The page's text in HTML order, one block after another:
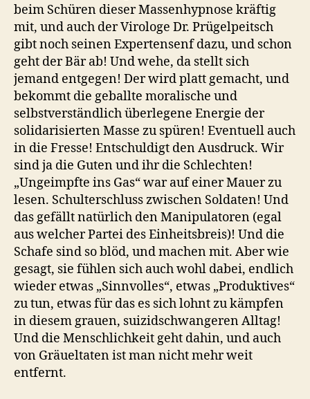
beim Schüren dieser Massenhypnose kräftig
mit, und auch der Virologe Dr. Prügelpeitsch
gibt noch seinen Expertensenf dazu, und schon
geht der Bär ab! Und wehe, da stellt sich
jemand entgegen! Der wird platt gemacht, und
bekommt die geballte moralische und
selbstverständlich überlegene Energie der
solidarisierten Masse zu spüren! Eventuell auch
in die Fresse! Entschuldigt den Ausdruck. Wir
sind ja die Guten und ihr die Schlechten!
„Ungeimpfte ins Gas“ war auf einer Mauer zu
lesen. Schulterschluss zwischen Soldaten! Und
das gefällt natürlich den Manipulatoren (egal
aus welcher Partei des Einheitsbreis)! Und die
Schafe sind so blöd, und machen mit. Aber wie
gesagt, sie fühlen sich auch wohl dabei, endlich
wieder etwas „Sinnvolles“, etwas „Produktives“
zu tun, etwas für das es sich lohnt zu kämpfen
in diesem grauen, suizidschwangeren Alltag!
Und die Menschlichkeit geht dahin, und auch
von Gräueltaten ist man nicht mehr weit
entfernt.